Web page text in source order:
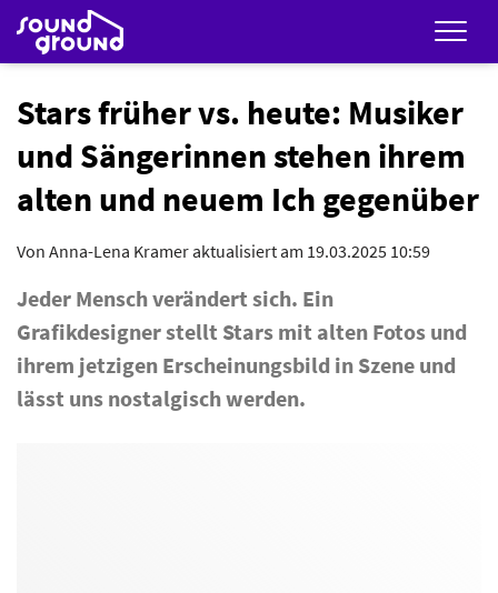
Stars früher vs. heute: Musiker
und Sängerinnen stehen ihrem
alten und neuem Ich gegenüber
Von Anna-Lena Krameraktualisiert am 19.03.2025 10:59
Jeder Mensch verändert sich. Ein
Grafikdesigner stellt Stars mit alten Fotos und
ihrem jetzigen Erscheinungsbild in Szene und
lässt uns nostalgisch werden.